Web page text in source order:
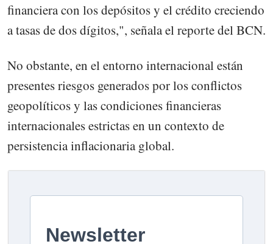
financiera con los depósitos y el crédito creciendo
a tasas de dos dígitos,", señala el reporte del BCN.
No obstante, en el entorno internacional están
presentes riesgos generados por los conflictos
geopolíticos y las condiciones financieras
internacionales estrictas en un contexto de
persistencia inflacionaria global.